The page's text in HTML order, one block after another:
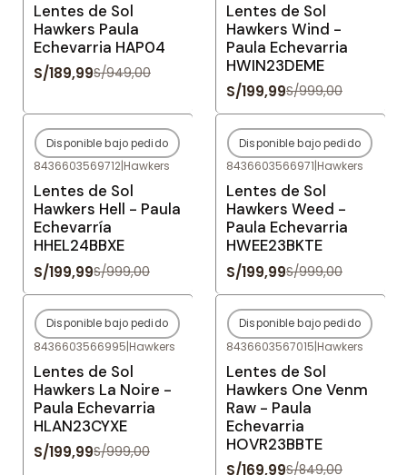
Lentes de Sol
Hawkers Paula
Echevarria HAP04
S/189,99S/949,00
Lentes de Sol
Hawkers Wind -
Paula Echevarria
HWIN23DEME
S/199,99S/999,00
-80%OFF
Agotado
Disponible bajo pedido
8436603569712|Hawkers
Lentes de Sol
Hawkers Hell - Paula
Echevarría
HHEL24BBXE
S/199,99S/999,00
-80%OFF
Agotado
Disponible bajo pedido
8436603566971|Hawkers
Lentes de Sol
Hawkers Weed -
Paula Echevarria
HWEE23BKTE
S/199,99S/999,00
-80%OFF
Agotado
Disponible bajo pedido
8436603566995|Hawkers
Lentes de Sol
Hawkers La Noire -
Paula Echevarria
HLAN23CYXE
S/199,99S/999,00
-80%OFF
Agotado
Disponible bajo pedido
8436603567015|Hawkers
Lentes de Sol
Hawkers One Venm
Raw - Paula
Echevarria
HOVR23BBTE
S/169,99S/849,00